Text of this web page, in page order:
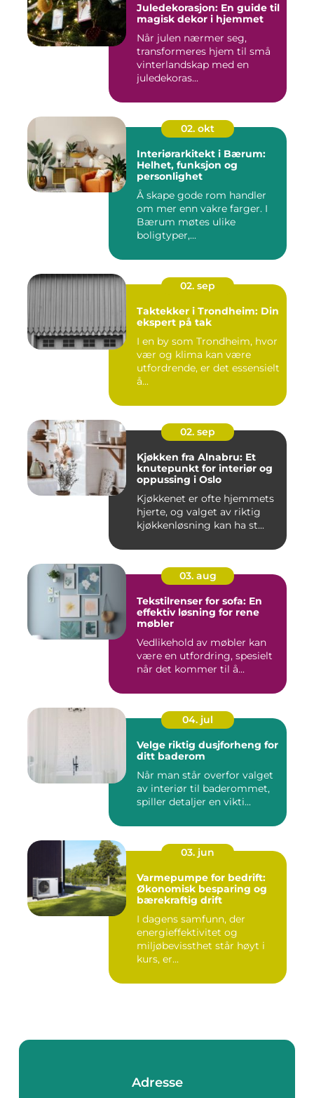
Juledekorasjon: En guide til
magisk dekor i hjemmet
Når julen nærmer seg,
transformeres hjem til små
vinterlandskap med en
juledekoras...
02. okt
Interiørarkitekt i Bærum:
Helhet, funksjon og
personlighet
Å skape gode rom handler
om mer enn vakre farger. I
Bærum møtes ulike
boligtyper,...
02. sep
Taktekker i Trondheim: Din
ekspert på tak
I en by som Trondheim, hvor
vær og klima kan være
utfordrende, er det essensielt
å...
02. sep
Kjøkken fra Alnabru: Et
knutepunkt for interiør og
oppussing i Oslo
Kjøkkenet er ofte hjemmets
hjerte, og valget av riktig
kjøkkenløsning kan ha st...
03. aug
Tekstilrenser for sofa: En
effektiv løsning for rene
møbler
Vedlikehold av møbler kan
være en utfordring, spesielt
når det kommer til å...
04. jul
Velge riktig dusjforheng for
ditt baderom
Når man står overfor valget
av interiør til baderommet,
spiller detaljer en vikti...
03. jun
Varmepumpe for bedrift:
Økonomisk besparing og
bærekraftig drift
I dagens samfunn, der
energieffektivitet og
miljøbevissthet står høyt i
kurs, er...
Adresse